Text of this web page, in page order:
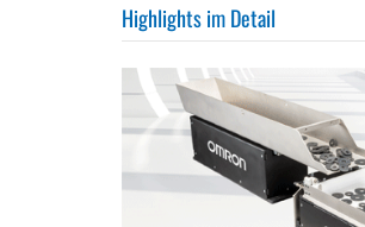
Highlights im Detail